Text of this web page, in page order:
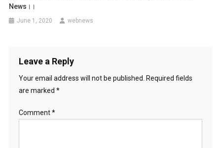
News।।
June 1, 2020 webnews
Leave a Reply
Your email address will not be published.
Required fields
are marked *
Comment*